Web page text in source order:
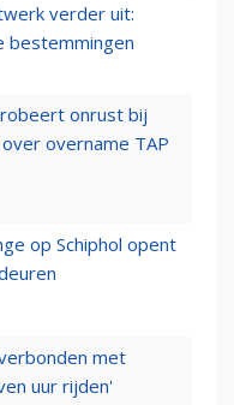
verder uit:
bestemmingen
onrust bij
overname TAP
op Schiphol opent
met
uur rijden'